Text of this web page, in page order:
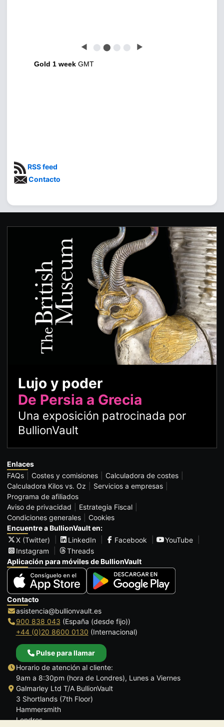
◀ ⬤ ⬤ ⬤ ⬤ ▶
Gold 1 week GMT
RSS feed
Contacto
Lujo y poder
De Persia a Grecia
Una exposición patrocinada por
BullionVault
Enlaces
FAQs
Costes y comisiones
Calculadora de costes
Calculadora Kilos vs. Oz
Servicios a empresas
Programa de afiliados
Aviso de privacidad
Estrategia Fiscal
Condiciones generales
Cookies
Encuentre a BullionVault en:
X (Twitter)
LinkedIn Facebook
YouTube
Instagram
Threads
Aplicación para móviles de BullionVault
Contacto
asistencia@bullionvault.es
900 838 043 (España (desde fijo))
+44 (0)20 8600 0130 (Internacional)
Pulse para llamar
Horario de atención al cliente:
9am a 8:30pm (hora de Londres), Lunes a Viernes
Galmarley Ltd T/A BullionVault
3 Shortlands (7th Floor)
Hammersmith
Londres